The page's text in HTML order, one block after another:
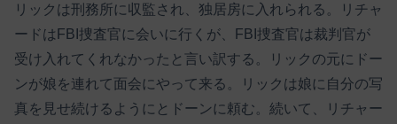
リックは刑務所に収監され、独居房に入れられる。リチャ
ードはFBI捜査官に会いに行くが、FBI捜査官は裁判官が
受け入れてくれなかったと言い訳する。リックの元にドー
ンが娘を連れて面会にやって来る。リックは娘に自分の写
真を見せ続けるようにとドーンに頼む。続いて、リチャー